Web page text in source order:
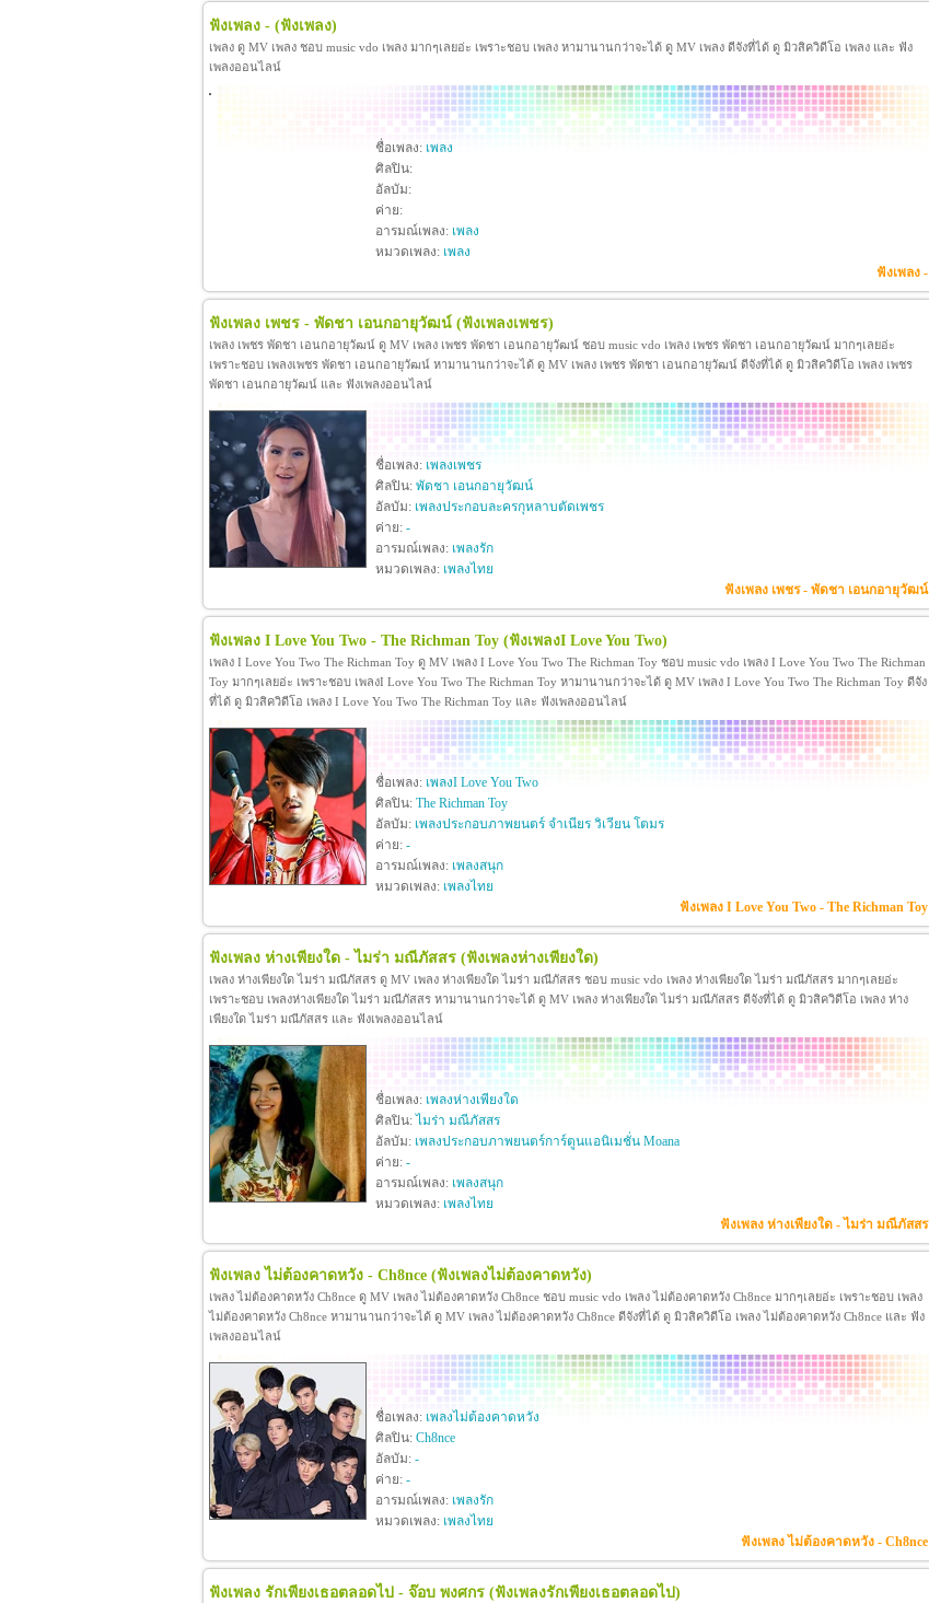
ฟังเพลง - (ฟังเพลง)
เพลง ดู MV เพลง ชอบ music vdo เพลง มากๆเลยอ่ะ เพราะชอบ เพลง หามานานกว่าจะได้ ดู MV เพลง ดีจังที่ได้ ดู มิวสิควิดีโอ เพลง และ ฟัง
เพลงออนไลน์
ชื่อเพลง: เพลง
ศิลปิน:
อัลบัม:
ค่าย:
อารมณ์เพลง: เพลง
หมวดเพลง: เพลง
ฟังเพลง -
ฟังเพลง เพชร - พัดชา เอนกอายุวัฒน์ (ฟังเพลงเพชร)
เพลง เพชร พัดชา เอนกอายุวัฒน์ ดู MV เพลง เพชร พัดชา เอนกอายุวัฒน์ ชอบ music vdo เพลง เพชร พัดชา เอนกอายุวัฒน์ มากๆเลยอ่ะ
เพราะชอบ เพลงเพชร พัดชา เอนกอายุวัฒน์ หามานานกว่าจะได้ ดู MV เพลง เพชร พัดชา เอนกอายุวัฒน์ ดีจังที่ได้ ดู มิวสิควิดีโอ เพลง เพชร
พัดชา เอนกอายุวัฒน์ และ ฟังเพลงออนไลน์
ชื่อเพลง: เพลงเพชร
ศิลปิน: พัดชา เอนกอายุวัฒน์
อัลบัม: เพลงประกอบละครกุหลาบตัดเพชร
ค่าย: -
อารมณ์เพลง: เพลงรัก
หมวดเพลง: เพลงไทย
ฟังเพลง เพชร - พัดชา เอนกอายุวัฒน์
ฟังเพลง I Love You Two - The Richman Toy (ฟังเพลงI Love You Two)
เพลง I Love You Two The Richman Toy ดู MV เพลง I Love You Two The Richman Toy ชอบ music vdo เพลง I Love You Two The Richman
Toy มากๆเลยอ่ะ เพราะชอบ เพลงI Love You Two The Richman Toy หามานานกว่าจะได้ ดู MV เพลง I Love You Two The Richman Toy ดีจัง
ที่ได้ ดู มิวสิควิดีโอ เพลง I Love You Two The Richman Toy และ ฟังเพลงออนไลน์
ชื่อเพลง: เพลงI Love You Two
ศิลปิน: The Richman Toy
อัลบัม: เพลงประกอบภาพยนตร์ จำเนียร วิเวียน โตมร
ค่าย: -
อารมณ์เพลง: เพลงสนุก
หมวดเพลง: เพลงไทย
ฟังเพลง I Love You Two - The Richman Toy
ฟังเพลง ห่างเพียงใด - ไมร่า มณีภัสสร (ฟังเพลงห่างเพียงใด)
เพลง ห่างเพียงใด ไมร่า มณีภัสสร ดู MV เพลง ห่างเพียงใด ไมร่า มณีภัสสร ชอบ music vdo เพลง ห่างเพียงใด ไมร่า มณีภัสสร มากๆเลยอ่ะ
เพราะชอบ เพลงห่างเพียงใด ไมร่า มณีภัสสร หามานานกว่าจะได้ ดู MV เพลง ห่างเพียงใด ไมร่า มณีภัสสร ดีจังที่ได้ ดู มิวสิควิดีโอ เพลง ห่าง
เพียงใด ไมร่า มณีภัสสร และ ฟังเพลงออนไลน์
ชื่อเพลง: เพลงห่างเพียงใด
ศิลปิน: ไมร่า มณีภัสสร
อัลบัม: เพลงประกอบภาพยนตร์การ์ตูนแอนิเมชั่น Moana
ค่าย: -
อารมณ์เพลง: เพลงสนุก
หมวดเพลง: เพลงไทย
ฟังเพลง ห่างเพียงใด - ไมร่า มณีภัสสร
ฟังเพลง ไม่ต้องคาดหวัง - Ch8nce (ฟังเพลงไม่ต้องคาดหวัง)
เพลง ไม่ต้องคาดหวัง Ch8nce ดู MV เพลง ไม่ต้องคาดหวัง Ch8nce ชอบ music vdo เพลง ไม่ต้องคาดหวัง Ch8nce มากๆเลยอ่ะ เพราะชอบ เพลง
ไม่ต้องคาดหวัง Ch8nce หามานานกว่าจะได้ ดู MV เพลง ไม่ต้องคาดหวัง Ch8nce ดีจังที่ได้ ดู มิวสิควิดีโอ เพลง ไม่ต้องคาดหวัง Ch8nce และ ฟัง
เพลงออนไลน์
ชื่อเพลง: เพลงไม่ต้องคาดหวัง
ศิลปิน: Ch8nce
อัลบัม: -
ค่าย: -
อารมณ์เพลง: เพลงรัก
หมวดเพลง: เพลงไทย
ฟังเพลง ไม่ต้องคาดหวัง - Ch8nce
ฟังเพลง รักเพียงเธอตลอดไป - จ๊อบ พงศกร (ฟังเพลงรักเพียงเธอตลอดไป)